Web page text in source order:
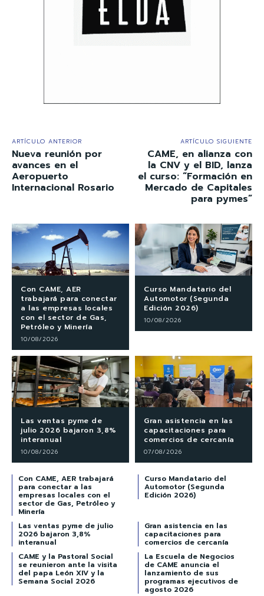
ARTÍCULO ANTERIOR
Nueva reunión por
avances en el
Aeropuerto
Internacional Rosario
ARTÍCULO SIGUIENTE
CAME, en alianza con
la CNV y el BID, lanza
el curso: “Formación en
Mercado de Capitales
para pymes”
Con CAME, AER
trabajará para conectar
a las empresas locales
con el sector de Gas,
Petróleo y Minería
10/08/2026
Curso Mandatario del
Automotor (Segunda
Edición 2026)
10/08/2026
Las ventas pyme de
julio 2026 bajaron 3,8%
interanual
10/08/2026
Gran asistencia en las
capacitaciones para
comercios de cercanía
07/08/2026
Con CAME, AER trabajará
para conectar a las
empresas locales con el
sector de Gas, Petróleo y
Minería
Curso Mandatario del
Automotor (Segunda
Edición 2026)
Las ventas pyme de julio
2026 bajaron 3,8%
interanual
Gran asistencia en las
capacitaciones para
comercios de cercanía
CAME y la Pastoral Social
se reunieron ante la visita
del papa León XIV y la
Semana Social 2026
La Escuela de Negocios
de CAME anuncia el
lanzamiento de sus
programas ejecutivos de
agosto 2026